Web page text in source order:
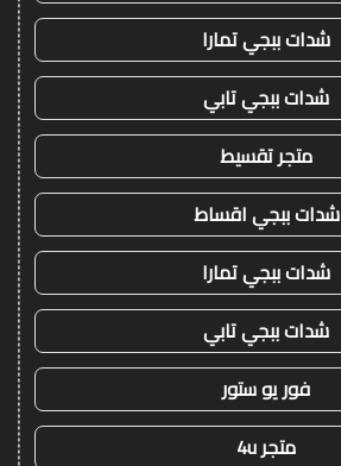
شدات ببجي تمارا
شدات ببجي تابي
متجر تقسيط
شدات ببجي اقساط
شدات ببجي تمارا
شدات ببجي تابي
فور يو ستور
متجر 4u